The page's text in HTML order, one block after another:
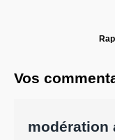
Vos
modération